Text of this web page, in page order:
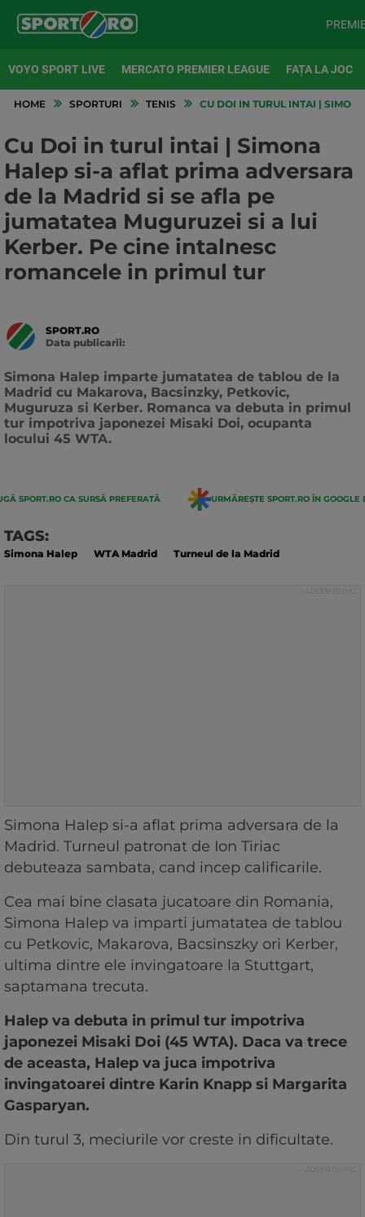
VOYO SPORT LIVE MERCATO PREMIER LEAGUE FAȚA LA JOC
HOME SPORTURI TENIS CU DOI IN TURUL INTAI |
Cu Doi in turul intai | Simona
Halep si-a aflat prima adversara
de la Madrid si se afla pe
jumatatea Muguruzei si a lui
Kerber. Pe cine intalnesc
romancele in primul tur
SPORT.RO
Data publicarii:
Simona Halep imparte jumatatea de tablou de la
Madrid cu Makarova, Bacsinzky, Petkovic,
Muguruza si Kerber. Romanca va debuta in primul
tur impotriva japonezei Misaki Doi, ocupanta
locului 45 WTA.
SPORT.RO CA SURSĂ PREFERATĂ URMĂREȘTE SPORT.RO ÎN GOOGLE
TAGS:
Simona Halep WTA Madrid Turneul de la Madrid
Simona Halep si-a aflat prima adversara de la
Madrid. Turneul patronat de Ion Tiriac
debuteaza sambata, cand incep calificarile.
Cea mai bine clasata jucatoare din Romania,
Simona Halep va imparti jumatatea de tablou
cu Petkovic, Makarova, Bacsinszky ori Kerber,
ultima dintre ele invingatoare la Stuttgart,
saptamana trecuta.
Halep va debuta in primul tur impotriva
japonezei Misaki Doi (45 WTA). Daca va trece
de aceasta, Halep va juca impotriva
invingatoarei dintre Karin Knapp si Margarita
Gasparyan.
Din turul 3, meciurile vor creste in dificultate.